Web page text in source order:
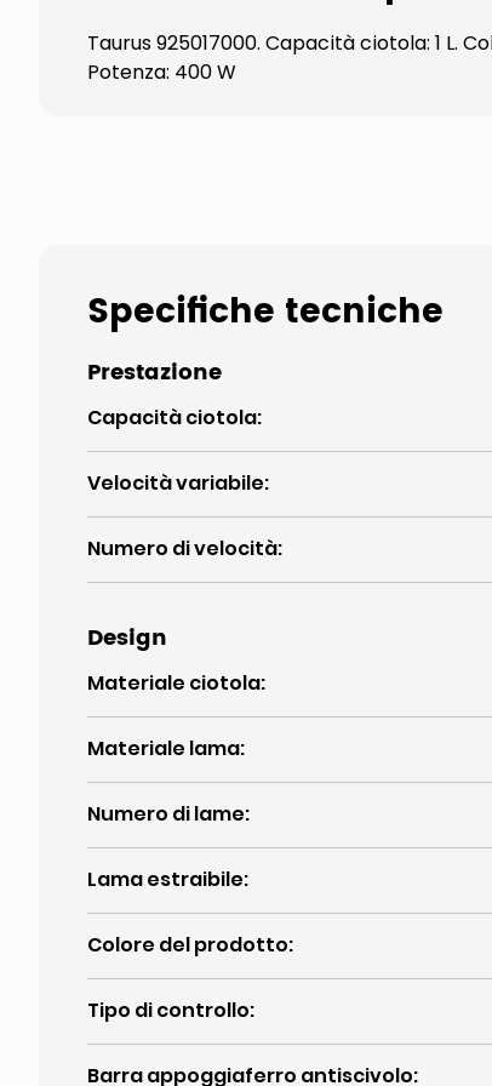
Taurus 925017000. Capacità ciotola: 1 L.
Potenza: 400 W
Specifiche tecniche
Prestazione
Capacità ciotola:
Velocità variabile:
Numero di velocità:
Design
Materiale ciotola:
Materiale lama:
Numero di lame:
Lama estraibile:
Colore del prodotto:
Tipo di controllo:
Barra appoggiaferro antiscivolo: